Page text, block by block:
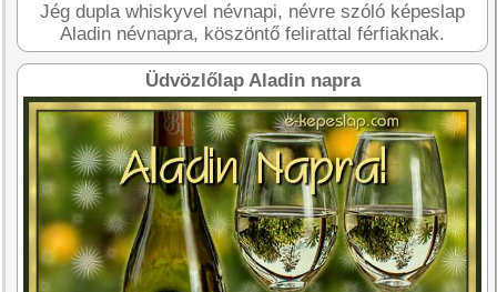
Jég dupla whiskyvel névnapi, névre szóló képeslap
Aladin névnapra, köszöntő felirattal férfiaknak.
Üdvözlőlap Aladin napra